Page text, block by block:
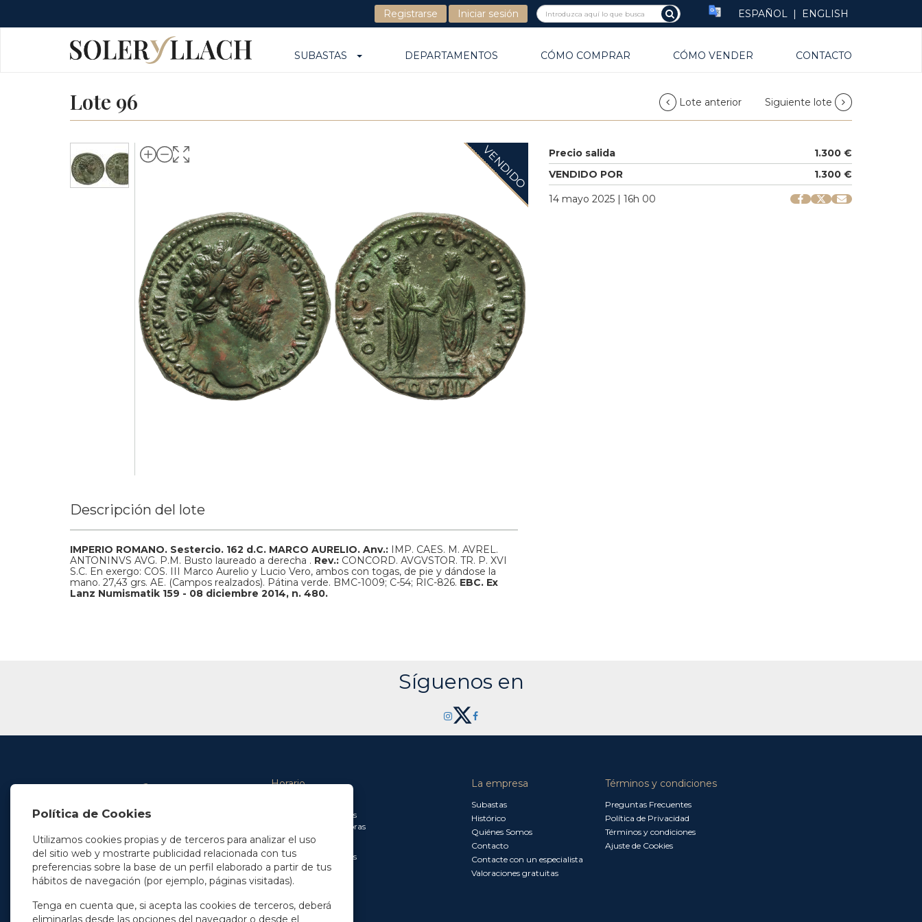
Registrarse Iniciar sesión ESPAÑOL | ENGLISH
SUBASTAS DEPARTAMENTOS CÓMO COMPRAR CÓMO VENDER CONTACTO
Lote 96 Lote anterior Siguiente lote
VENDIDO Precio salida
1.300 €
VENDIDO POR
1.300 €
14 mayo 2025 | 16h 00
Descripción del lote
IMPERIO ROMANO. Sestercio. 162 d.C. MARCO AURELIO. Anv.: IMP. CAES. M. AVREL.
ANTONINVS AVG. P.M. Busto laureado a derecha . Rev.: CONCORD. AVGVSTOR. TR. P. XVI
S.C. En exergo: COS. III Marco Aurelio y Lucio Vero, ambos con togas, de pie y dándose la
mano. 27,43 grs. AE. (Campos realzados). Pátina verde. BMC-1009; C-54; RIC-826. EBC. Ex
Lanz Numismatik 159 - 08 diciembre 2014, n. 480.
Síguenos en
En Madrid
info@soleryllach.com
En Barcelona
Beethoven 13
+34 93 201 87 33
info@soleryllach.com
Horario
De 9.00 a 13.30 horas
y de 14.30 a 18.00 horas
Viernes:
De 8.30 a 15.00 horas
La empresa
Subastas
Histórico
Quiénes Somos
Contacto
Contacte con un especialista
Valoraciones gratuitas
Términos y condiciones
Preguntas Frecuentes
Política de Privacidad
Términos y condiciones
Ajuste de Cookies
Política de Cookies
Utilizamos cookies propias y de terceros para analizar el uso
del sitio web y mostrarte publicidad relacionada con tus
preferencias sobre la base de un perfil elaborado a partir de tus
hábitos de navegación (por ejemplo, páginas visitadas).
Tenga en cuenta que, si acepta las cookies de terceros, deberá
eliminarlas desde las opciones del navegador o desde el